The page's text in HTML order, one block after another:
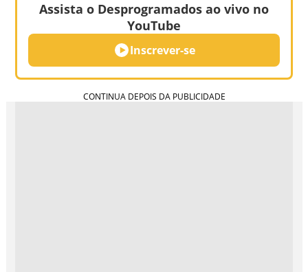
Assista o Desprogramados ao vivo no
YouTube
Inscrever-se